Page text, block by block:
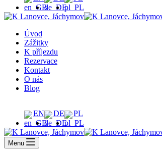
Úvod
Zážitky
K příjezdu
Rezervace
Kontakt
O nás
Blog
EN DE PL
Menu